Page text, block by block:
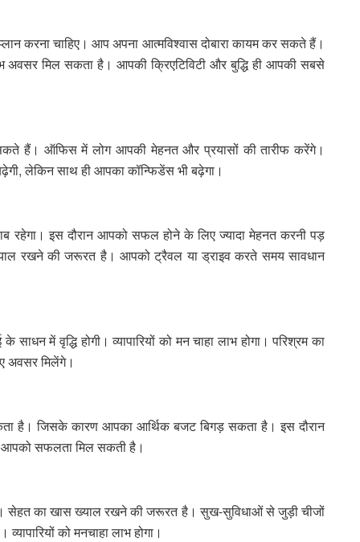
करना चाहिए। आप अपना आत्मविश्वास दोबारा कायम कर सकते हैं।
मिल सकता है। आपकी क्रिएटिविटी और बुद्धि ही आपकी सबसे
हैं। ऑफिस में लोग आपकी मेहनत और प्रयासों की तारीफ करेंगे।
लेकिन साथ ही आपका कॉन्फिडेंस भी बढ़ेगा।
रहेगा। इस दौरान आपको सफल होने के लिए ज्यादा मेहनत करनी पड़
रखने की जरूरत है। आपको ट्रैवल या ड्राइव करते समय सावधान
में वृद्धि होगी। व्यापारियों को मन चाहा लाभ होगा। परिश्रम का
अवसर मिलेंगे।
है। जिसके कारण आपका आर्थिक बजट बिगड़ सकता है। इस दौरान
आपको सफलता मिल सकती है।
सेहत का खास ख्याल रखने की जरूरत है। सुख-सुविधाओं से जुड़ी चीजों
को मनचाहा लाभ होगा।